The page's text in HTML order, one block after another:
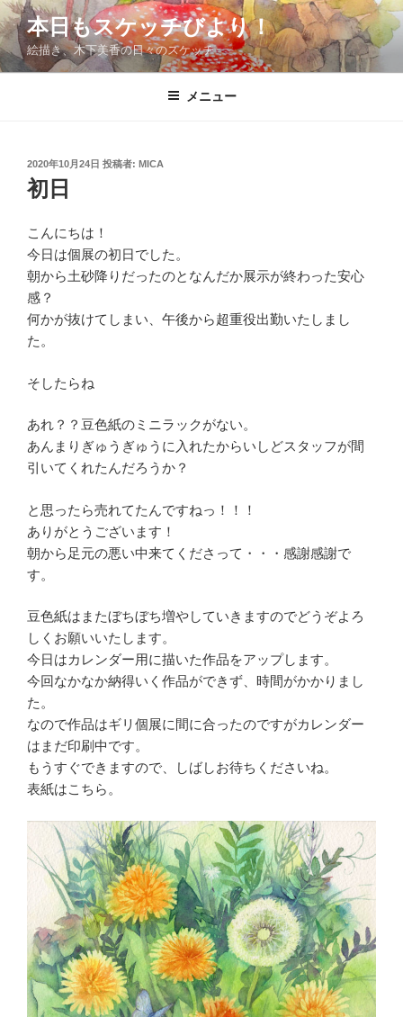
コ
ン
テ
ン
本日もスケッチびより！
絵描き、木下美香の日々のスケッチ
メニュー
投
稿
日:
2020年10月24日 投稿者: MICA
初日
こんにちは！
今日は個展の初日でした。
朝から土砂降りだったのとなんだか展示が終わった安心
感？
何かが抜けてしまい、午後から超重役出勤いたしまし
た。
そしたらね
あれ？？豆色紙のミニラックがない。
あんまりぎゅうぎゅうに入れたからいしどスタッフが間
引いてくれたんだろうか？
と思ったら売れてたんですねっ！！！
ありがとうございます！
朝から足元の悪い中来てくださって・・・感謝感謝で
す。
豆色紙はまたぼちぼち増やしていきますのでどうぞよろ
しくお願いいたします。
今日はカレンダー用に描いた作品をアップします。
今回なかなか納得いく作品ができず、時間がかかりまし
た。
なので作品はギリ個展に間に合ったのですがカレンダー
はまだ印刷中です。
もうすぐできますので、しばしお待ちくださいね。
表紙はこちら。